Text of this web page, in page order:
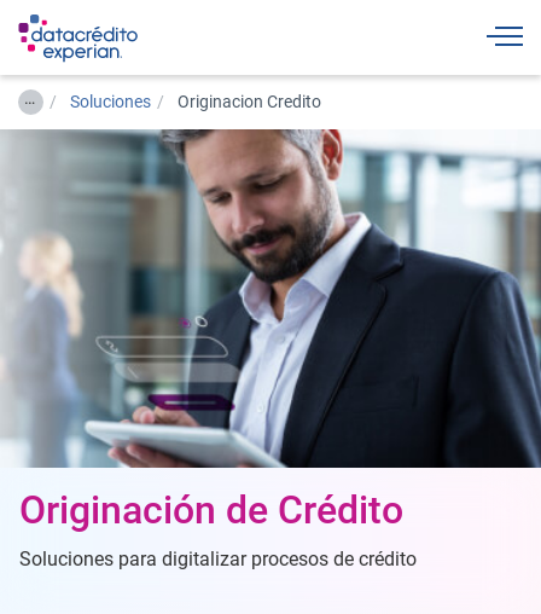
… Soluciones Originacion Credito
Originación de Crédito
Soluciones para digitalizar procesos de crédito